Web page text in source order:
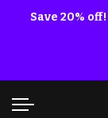
Save 20% off!